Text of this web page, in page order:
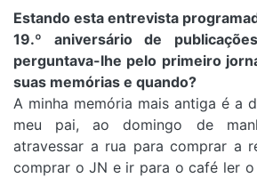
Estando esta entrevista
19.º aniversário de
perguntava-lhe pelo primeiro
suas memórias e quando?
A minha memória mais antiga é a
meu pai, ao domingo de
atravessar a rua para comprar a
comprar o JN e ir para o café ler o